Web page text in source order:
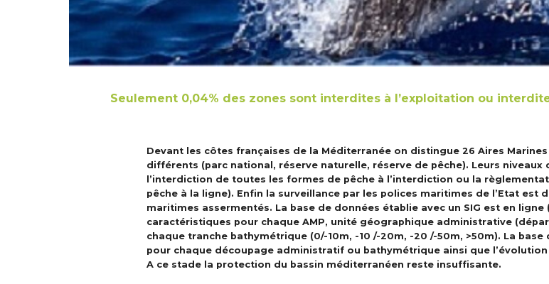
Seulement 0,04% des zones sont interdites à l’exploitation ou
Devant les côtes françaises de la Méditerranée on distingue 26 Aires
différents (parc national, réserve naturelle, réserve de pêche). Leurs
l’interdiction de toutes les formes de pêche à l’interdiction ou la
pêche à la ligne). Enfin la surveillance par les polices maritimes de l’Etat est
maritimes assermentés. La base de données établie avec un SIG est en ligne
caractéristiques pour chaque AMP, unité géographique administrative
chaque tranche bathymétrique (0/-10m, -10 /-20m, -20 /-50m, >50m). La
pour chaque découpage administratif ou bathymétrique ainsi que
A ce stade la protection du bassin méditerranéen reste insuffisante.